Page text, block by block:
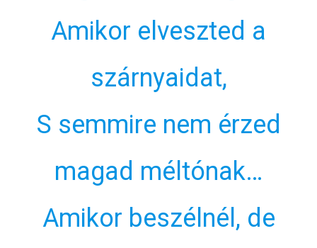
Amikor elveszted a
szárnyaidat,
S semmire nem érzed
magad méltónak…
Amikor beszélnél, de